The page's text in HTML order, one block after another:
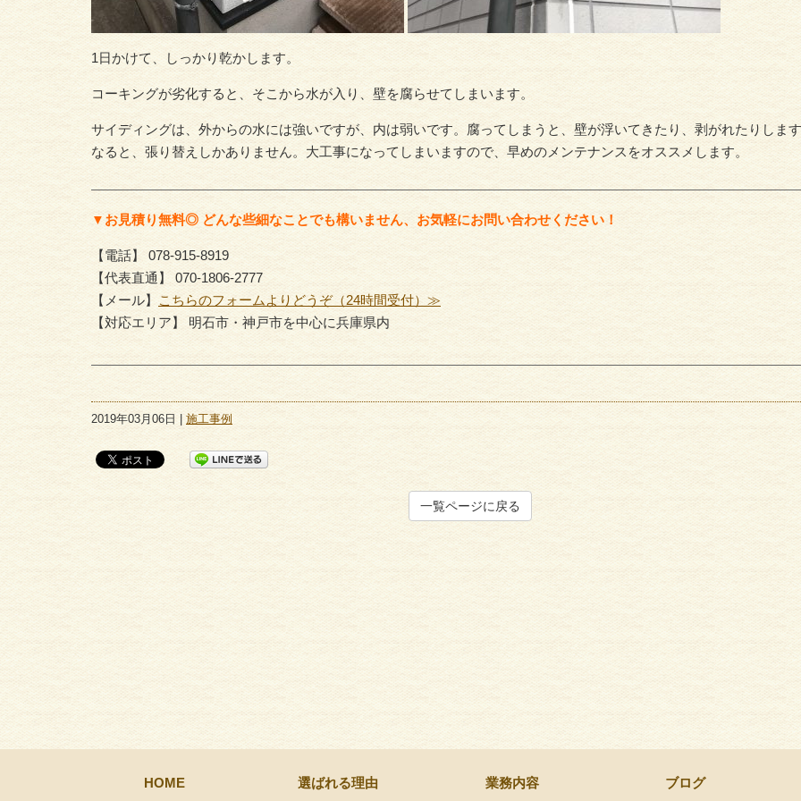
1日かけて、しっかり乾かします。
コーキングが劣化すると、そこから水が入り、壁を腐らせてしまいます。
サイディングは、外からの水には強いですが、内は弱いです。腐ってしまうと、壁が浮いてきたり、剥がれたりしま
なると、張り替えしかありません。大工事になってしまいますので、早めのメンテナンスをオススメします。
▼お見積り無料◎ どんな些細なことでも構いません、お気軽にお問い合わせください！
【電話】 078-915-8919
【代表直通】 070-1806-2777
【メール】
こちらのフォームよりどうぞ（24時間受付）≫
【対応エリア】 明石市・神戸市を中心に兵庫県内
2019年03月06日 | 施工事例
一覧ページに戻る
HOME 選ばれる理由 業務内容 ブログ